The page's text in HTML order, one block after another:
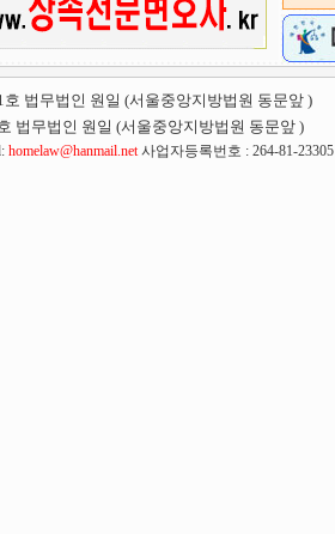
법무법인 원일 (서울중앙지방법원 동문앞 )
법무법인 원일 (서울중앙지방법원 동문앞 )
homelaw@hanmail.net사업자등록번호 : 264-81-23305